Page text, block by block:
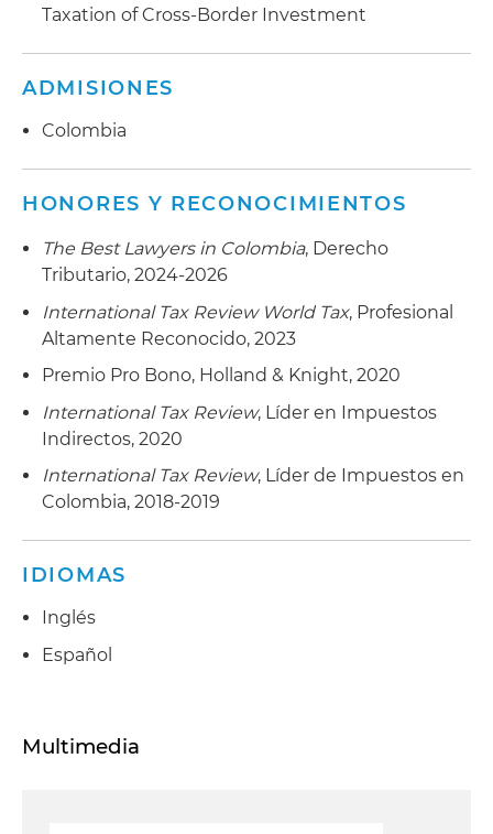
Taxation of Cross-Border Investment
ADMISIONES
Colombia
HONORES Y RECONOCIMIENTOS
The Best Lawyers in Colombia, Derecho
Tributario, 2024-2026
International Tax Review World Tax, Profesional
Altamente Reconocido, 2023
Premio Pro Bono, Holland & Knight, 2020
International Tax Review, Líder en Impuestos
Indirectos, 2020
International Tax Review, Líder de Impuestos en
Colombia, 2018-2019
IDIOMAS
Inglés
Español
Multimedia